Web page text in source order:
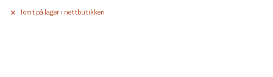
Tomt på lager i nettbutikken